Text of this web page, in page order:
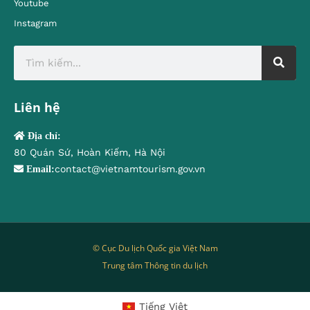
Youtube
Instagram
Liên hệ
Địa chỉ:
80 Quán Sứ, Hoàn Kiếm, Hà Nội
Email:contact@vietnamtourism.gov.vn
© Cục Du lịch Quốc gia Việt Nam
Trung tâm Thông tin du lịch
Tiếng Việt